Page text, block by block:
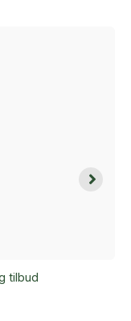
tilbud